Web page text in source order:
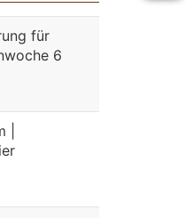
für
6